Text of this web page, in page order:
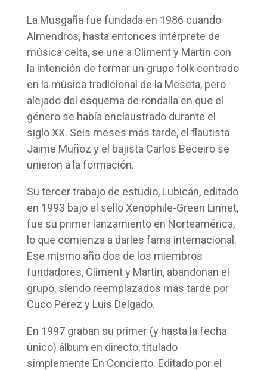
La Musgaña fue fundada en 1986 cuando
Almendros, hasta entonces intérprete de
música celta, se une a Climent y Martín con
la intención de formar un grupo folk centrado
en la música tradicional de la Meseta, pero
alejado del esquema de rondalla en que el
género se había enclaustrado durante el
siglo XX. Seis meses más tarde, el flautista
Jaime Muñoz y el bajista Carlos Beceiro se
unieron a la formación.
Su tercer trabajo de estudio, Lubicán, editado
en 1993 bajo el sello Xenophile-Green Linnet,
fue su primer lanzamiento en Norteamérica,
lo que comienza a darles fama internacional.
Ese mismo año dos de los miembros
fundadores, Climent y Martín, abandonan el
grupo, siendo reemplazados más tarde por
Cuco Pérez y Luis Delgado.
En 1997 graban su primer (y hasta la fecha
único) álbum en directo, titulado
simplemente En Concierto. Editado por el